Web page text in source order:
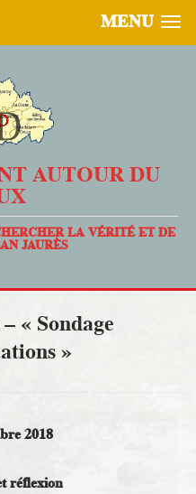
MENU
AUTOUR DU
LA VÉRITÉ ET DE
JAURÈS
« Sondage
»
2018
réflexion